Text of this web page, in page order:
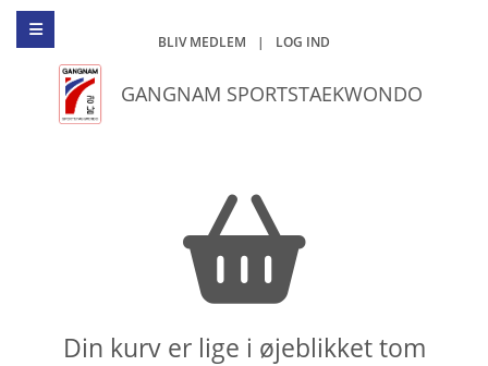
BLIV MEDLEM | LOG IND
GANGNAM SPORTSTAEKWONDO
Din kurv er lige i øjeblikket tom